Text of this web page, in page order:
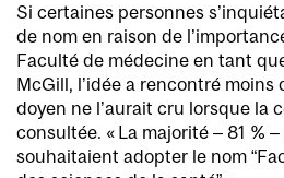
Si certaines personnes
de nom en raison de
Faculté de médecine en tant
McGill, l’idée a rencontré moins
doyen ne l’aurait cru lorsque la
consultée. « La majorité – 81 %
souhaitaient adopter le nom